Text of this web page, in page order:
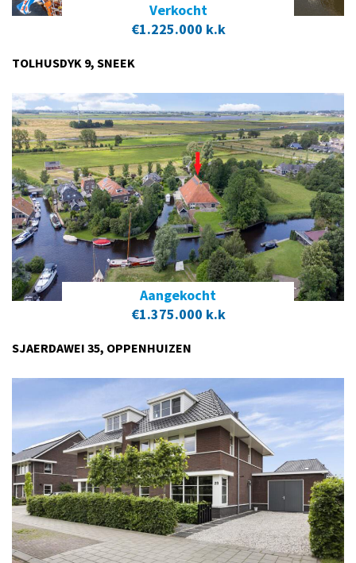
Verkocht
€1.225.000 k.k
TOLHUSDYK 9, SNEEK
Aangekocht
€1.375.000 k.k
SJAERDAWEI 35, OPPENHUIZEN